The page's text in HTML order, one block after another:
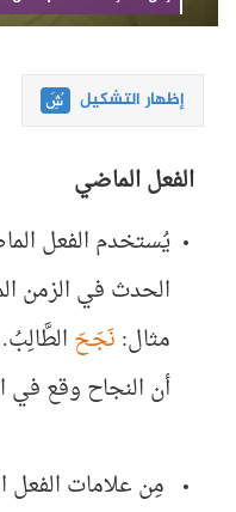
إظهار التشكيل
الفعل الماضي
يُستخدم الفعل
الحدث في الزمن
مثال: نَجَحَ
أن النجاح وقع في
مِن علامات